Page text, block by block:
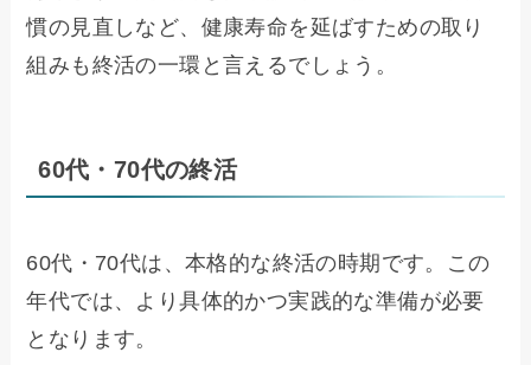
慣の見直しなど、健康寿命を延ばすための取り
組みも終活の一環と言えるでしょう。
60代・70代の終活
60代・70代は、本格的な終活の時期です。この
年代では、より具体的かつ実践的な準備が必要
となります。